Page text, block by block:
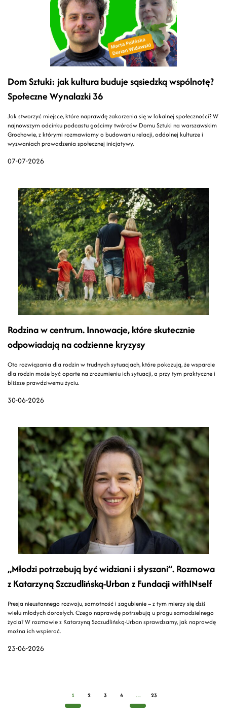
07-07-2026
Dom Sztuki: jak kultura buduje sąsiedzką wspólnotę?
Społeczne Wynalazki 36
Jak stworzyć miejsce, które naprawdę zakorzenia się w lokalnej społeczności? W
najnowszym odcinku podcastu gościmy twórców Domu Sztuki na warszawskim
Grochowie, z którymi rozmawiamy o budowaniu relacji, oddolnej kulturze i
wyzwaniach prowadzenia społecznej inicjatywy.
30-06-2026
Rodzina w centrum. Innowacje, które skutecznie
odpowiadają na codzienne kryzysy
Oto rozwiązania dla rodzin w trudnych sytuacjach, które pokazują, że wsparcie
dla rodzin może być oparte na zrozumieniu ich sytuacji, a przy tym praktyczne i
bliższe prawdziwemu życiu.
23-06-2026
„Młodzi potrzebują być widziani i słyszani”. Rozmowa
z Katarzyną Szczudlińską-Urban z Fundacji withINself
Presja nieustannego rozwoju, samotność i zagubienie – z tym mierzy się dziś
wielu młodych dorosłych. Czego naprawdę potrzebują u progu samodzielnego
życia? W rozmowie z Katarzyną Szczudlińską-Urban sprawdzamy, jak naprawdę
można ich wspierać.
1 2 3 4 … 23